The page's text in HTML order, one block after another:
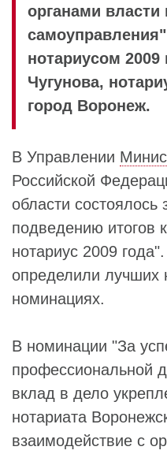
органами власти
нотариусом 2009
Чугунова,
город Воронеж.
В Управлении
Российской
области состоялось
подведению итогов
нотариус 2009
определили лучших
номинациях.
В номинации "За
профессиональной
вклад в дело
нотариата
взаимодействие с